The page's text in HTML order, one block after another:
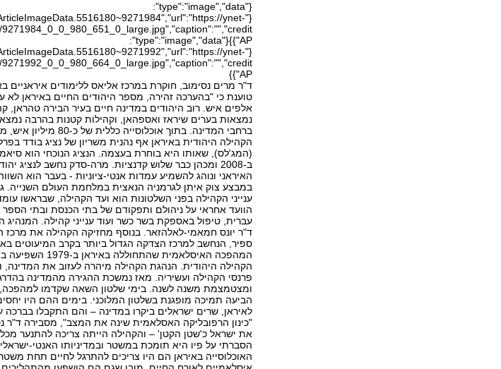
{"type":"image","data":
ynet-
AP"}}{"type":"image","data":
ynet-
AP"}}
ד"ר מרים נסימוב, חוקרת במרכז אליאס ללימודים איראניים
טוענת כי "בהערכה זהירה, מספר היהודים החיים באיראן
אלפים איש. רוב היהודים במדינה חיים בעיר הבירה טהראן,
נמצאות בערים שיראז ואספהאן, וקהילות קטנות בהרבה
ברחבי המדינה. בתוך אוכלוסייה כללית של כ-80 מיליון איש, מדובר במיעוט זעיר".
הקהילה היהודית באיראן אף נהנית משריון של נציג בודד
(המג'לס), שאותו היא בוחרת בעצמה. הנציג הנוכחי הוא
ב-2008 ומכהן כבר שלוש קדנציות. מרה-סדק נחשב לנציג
האיראני ונוהג להשמיע עמדות אנטי-ציוניות - בעבר הוא
במבצע צוק איתן לגרמניה הנאצית במלחמת העולם השנייה.
ענייני הקהילה בפני השלטונות הוא ועד הקהילה, שבראשו
הוועד אחראי על ניהולם ותפקודם של בתי הכנסת ובתי הספר
עברית, טיפול באספקת בשר כשר ועוד ענייני קהילה.
ד"ר יונס חמאמי-לאלהזאר. בנוסף מחזיקה הקהילה את מרכז
ספיר, הנחשב למרכז הצדקה הגדול ביותר בקרב המיעוטים
המהפכה האיסלאמית
הקהילה היהודית. הנהגת הקהילה מיהרה לעזוב את המדינה,
פרנסי הקהילה ועשיריה. מאז נמשכת ההגירה מהמדינה
ומצטמצמת משנה לשנה. בימי שלטון השאה שקדמו למהפכה,
הביעה תמיכה מופגנת בשלטון המלוכני. בימים ההם היו
לאיראן, שרים ישראלים ביקרו במדינה – והם התקבלו בברכה
"כינון הרפובליקה האסלאמית שינה את המצב", מסבירה ד"ר
את ישראל כ'שטן הקטן' – והקהילה הייתה צריכה להתנער
הסברתי על פיו היא תומכת במשטר ובמדיניותו האנטי-
האוכלוסייה באיראן הם היו צריכים להתרגל לחיים תחת